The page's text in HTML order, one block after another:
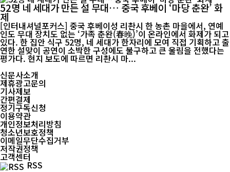
52명 네 세대가 만든 설 무대… 중국 후베이 ‘마당 춘완’ 화
제
[인터내셔널포커스] 중국 후베이성 리촨시 한 농촌 마을에서, 연예
인도 무대 장치도 없는 ‘가족 춘완(春晚)’이 온라인에서 화제가 되고
있다. 한 집안 식구 52명, 네 세대가 한자리에 모여 직접 기획하고 출
연한 설맞이 공연이 소박한 구성에도 불구하고 큰 울림을 전했다는
평가다. 현지 보도에 따르면 리촨시 마...
신문사소개
제휴광고문의
기사제보
간편결제
정기구독신청
이용약관
개인정보처리방침
청소년보호정책
이메일무단수집거부
저작권정책
고객센터
RSS